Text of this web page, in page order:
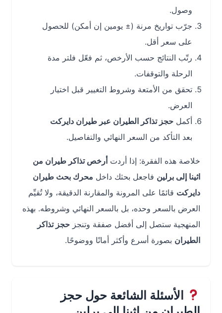
وصول.
جرّب تواريخ مرنة (± يومين إن أمكن) للحصول
على سعر أقل.
رتّب النتائج حسب الأرخص، ثم فعّل فلتر مدة
الرحلة والتوقفات.
تحقق من الأمتعة وشروط التغيير قبل اختيار
العرض.
أكمل حجز تذاكر الطيران عبر طيران دايركت
بعد التأكد من السعر النهائي والتفاصيل.
خلاصة هذه الفقرة: إذا أردت أرخص تذاكر طيران من
اثينا إلى برلين فاجعل بحثك داخل محرك بحث طيران
دايركتقائمًا على المرونة والمقارنة الدقيقة، ولا تُقيِّم
العرض بالسعر وحده، بل بالسعر النهائي وشروطه. بهذه
المنهجية ستصل إلى أفضل صفقة وتنجز حجز تذاكر
الطيرانبصورة أسرع وأكثر أمانًا ووضوحًا.
الأسئلة الشائعة حول حجز